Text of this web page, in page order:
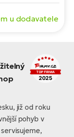
u dodavatele
již od roku
pohyb v